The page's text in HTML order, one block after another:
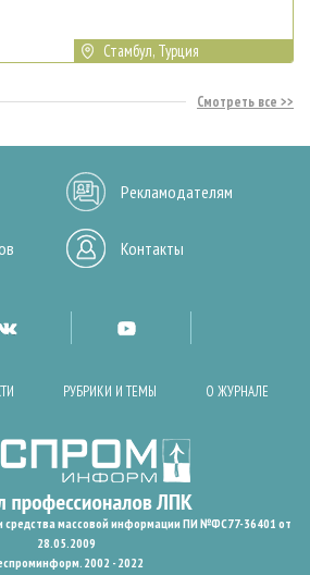
Стамбул, Турция
Смотреть все
Рекламодателям
Контакты
РУБРИКИ И ТЕМЫ О ЖУРНАЛЕ
средства массовой информации ПИ №ФС77-36401 от
28.05.2009
2002 - 2022